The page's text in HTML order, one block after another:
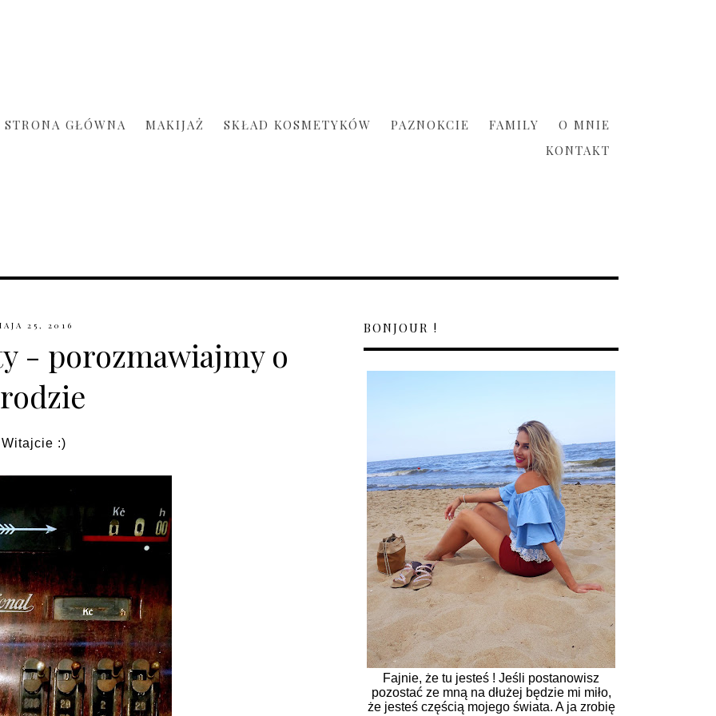
STRONA GŁÓWNA MAKIJAŻ SKŁAD KOSMETYKÓW PAZNOKCIE FAMILY
O MNIE
KONTAKT
25, 2016
- porozmawiajmy o
Witajcie :)
BONJOUR !
Fajnie, że tu jesteś ! Jeśli postanowisz
pozostać ze mną na dłużej będzie mi miło,
że jesteś częścią mojego świata. A ja zrobię